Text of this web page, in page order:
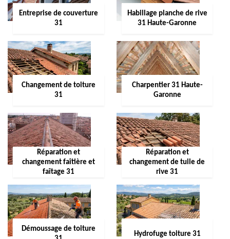
Entreprise de couverture
31
Habillage planche de rive
31 Haute-Garonne
Changement de toiture
31
Charpentier 31 Haute-
Garonne
Réparation et
changement faîtière et
faîtage 31
Réparation et
changement de tuile de
rive 31
Démoussage de toiture
Hydrofuge toiture 31